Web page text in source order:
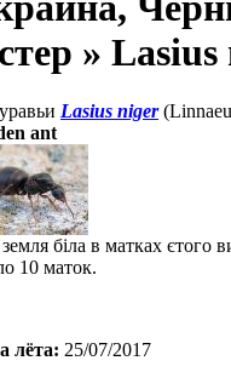
» Lasius
Lasius niger
ant
біла в матках єтого
10 маток.
лёта: 25/07/2017